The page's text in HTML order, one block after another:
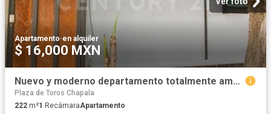
Apartamento·en alquiler
$ 16,000 MXN
Nuevo y moderno departamento totalmente amueblado en un estilo moderno
Plaza de Toros Chapala
222 m²1 RecámaraApartamento